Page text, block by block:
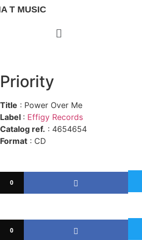
T MUSIC
Priority
Title : Power Over Me
Label : Effigy Records
Catalog ref. : 4654654
Format : CD
0
0